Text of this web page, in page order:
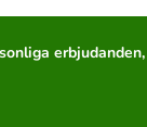
erbjudanden,